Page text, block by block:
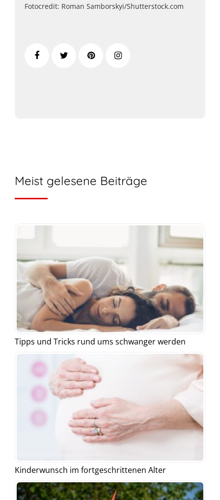
Fotocredit: Roman Samborskyi/Shutterstock.com
Meist gelesene Beiträge
Tipps und Tricks rund ums schwanger werden
Kinderwunsch im fortgeschrittenen Alter